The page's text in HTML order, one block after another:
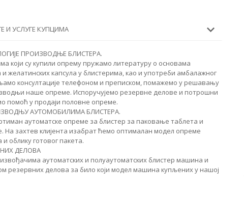
И УСЛУГЕ КУПЦИМА
ПРОИЗВОДЊЕ БЛИСТЕРА.
који су купили опрему пружамо литературу о основама
желатинских капсула у блистерима, као и употреби амбалажног
консултације телефоном и преписком, помажемо у решавању
наше опреме. Испоручујемо резервне делове и потрошни
помоћ у продаји половне опреме.
АУТОМОБИЛИМА БЛИСТЕРА.
аутоматске опреме за блистер за паковање таблета и
На захтев клијента изабрат ћемо оптималан модел опреме
и облику готовог пакета.
ДЕЛОВА
аутоматских и полуаутоматских блистер машина и
резервних делова за било који модел машина купљених у нашој